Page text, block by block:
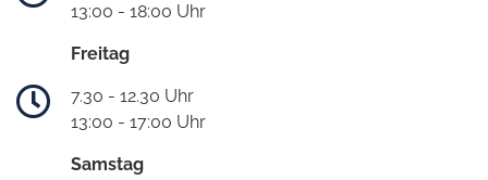
13:00 - 18:00 Uhr
Freitag
7.30 - 12.30 Uhr
13:00 - 17:00 Uhr
Samstag